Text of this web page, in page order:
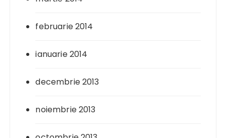
februarie 2014
ianuarie 2014
decembrie 2013
noiembrie 2013